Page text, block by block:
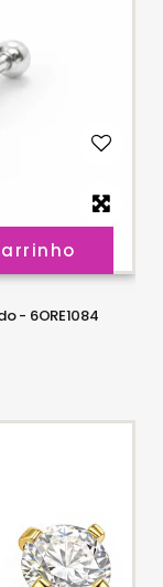
- 6ORE1084